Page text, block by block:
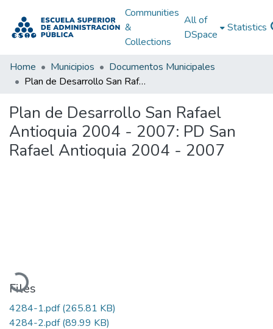
Communities
&
Collections
All of
DSpace
Statistics
Home Municipios
Documentos Municipales
Plan de Desarrollo San Rafael Antioquia 2004 - 2007: PD San Rafael Antioquia 2004 - 2007
Plan de Desarrollo San Rafael
Antioquia 2004 - 2007: PD San
Rafael Antioquia 2004 - 2007
Loading...
Files
4284-1.pdf(265.81 KB)
4284-2.pdf(89.99 KB)